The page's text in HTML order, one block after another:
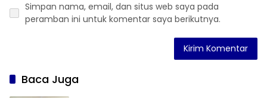
Simpan nama, email, dan situs web saya pada
peramban ini untuk komentar saya berikutnya.
Baca Juga